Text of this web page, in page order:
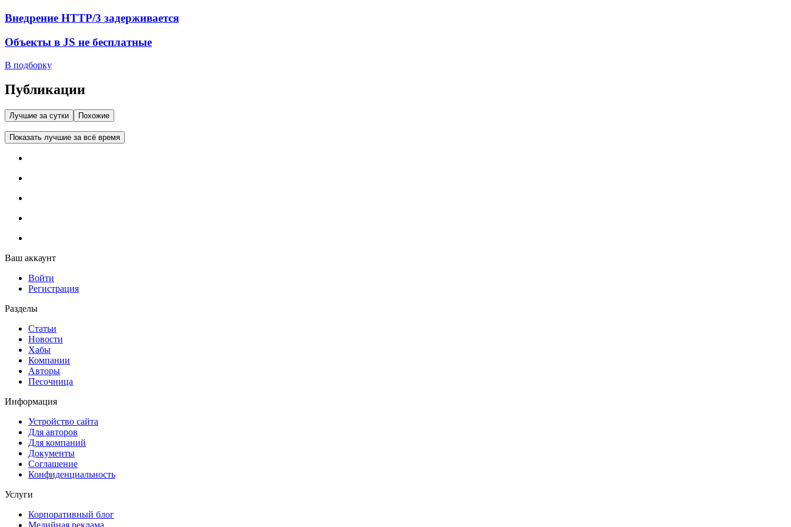
Внедрение HTTP/3 задерживается
Объекты в JS не бесплатные
В подборку
Публикации
Лучшие за сутки Похожие
Показать лучшие за всё время
Ваш аккаунт
Войти
Регистрация
Разделы
Статьи
Новости
Хабы
Компании
Авторы
Песочница
Информация
Устройство сайта
Для авторов
Для компаний
Документы
Соглашение
Конфиденциальность
Услуги
Корпоративный блог